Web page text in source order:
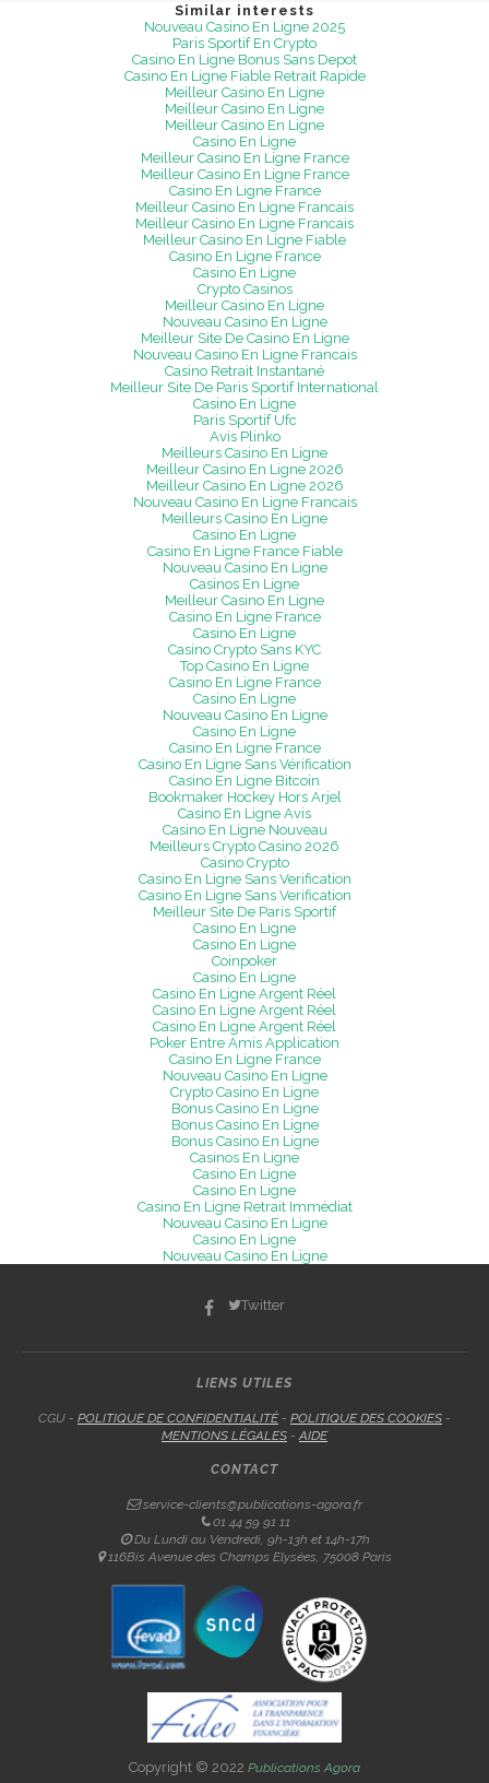
Similar interests
Nouveau Casino En Ligne 2025
Paris Sportif En Crypto
Casino En Ligne Bonus Sans Depot
Casino En Ligne Fiable Retrait Rapide
Meilleur Casino En Ligne
Meilleur Casino En Ligne
Meilleur Casino En Ligne
Casino En Ligne
Meilleur Casino En Ligne France
Meilleur Casino En Ligne France
Casino En Ligne France
Meilleur Casino En Ligne Francais
Meilleur Casino En Ligne Francais
Meilleur Casino En Ligne Fiable
Casino En Ligne France
Casino En Ligne
Crypto Casinos
Meilleur Casino En Ligne
Nouveau Casino En Ligne
Meilleur Site De Casino En Ligne
Nouveau Casino En Ligne Francais
Casino Retrait Instantané
Meilleur Site De Paris Sportif International
Casino En Ligne
Paris Sportif Ufc
Avis Plinko
Meilleurs Casino En Ligne
Meilleur Casino En Ligne 2026
Meilleur Casino En Ligne 2026
Nouveau Casino En Ligne Francais
Meilleurs Casino En Ligne
Casino En Ligne
Casino En Ligne France Fiable
Nouveau Casino En Ligne
Casinos En Ligne
Meilleur Casino En Ligne
Casino En Ligne France
Casino En Ligne
Casino Crypto Sans KYC
Top Casino En Ligne
Casino En Ligne France
Casino En Ligne
Nouveau Casino En Ligne
Casino En Ligne
Casino En Ligne France
Casino En Ligne Sans Vérification
Casino En Ligne Bitcoin
Bookmaker Hockey Hors Arjel
Casino En Ligne Avis
Casino En Ligne Nouveau
Meilleurs Crypto Casino 2026
Casino Crypto
Casino En Ligne Sans Verification
Casino En Ligne Sans Verification
Meilleur Site De Paris Sportif
Casino En Ligne
Casino En Ligne
Coinpoker
Casino En Ligne
Casino En Ligne Argent Réel
Casino En Ligne Argent Réel
Casino En Ligne Argent Réel
Poker Entre Amis Application
Casino En Ligne France
Nouveau Casino En Ligne
Crypto Casino En Ligne
Bonus Casino En Ligne
Bonus Casino En Ligne
Bonus Casino En Ligne
Casinos En Ligne
Casino En Ligne
Casino En Ligne
Casino En Ligne Retrait Immédiat
Nouveau Casino En Ligne
Casino En Ligne
Nouveau Casino En Ligne
Twitter
LIENS UTILES
CGU - POLITIQUE DE CONFIDENTIALITÉ- POLITIQUE DES COOKIES -
MENTIONS LÉGALES -AIDE
CONTACT
service-clients@publications-agora.fr
01 44 59 91 11
Du Lundi au Vendredi, 9h-13h et 14h-17h
116Bis Avenue des Champs Elysées, 75008 Paris
Copyright © 2022 Publications Agora